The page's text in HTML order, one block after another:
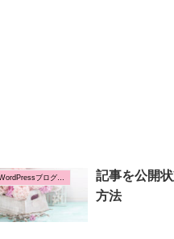
WordPressブログの設定方法
記事を公開
方法